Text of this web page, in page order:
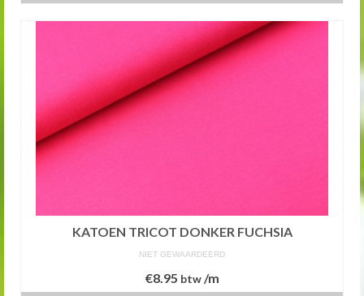
KATOEN TRICOT DONKER FUCHSIA
NIET GEWAARDEERD
€8.95 btw/m